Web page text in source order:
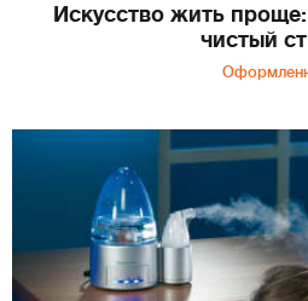
Искусство жить
чистый